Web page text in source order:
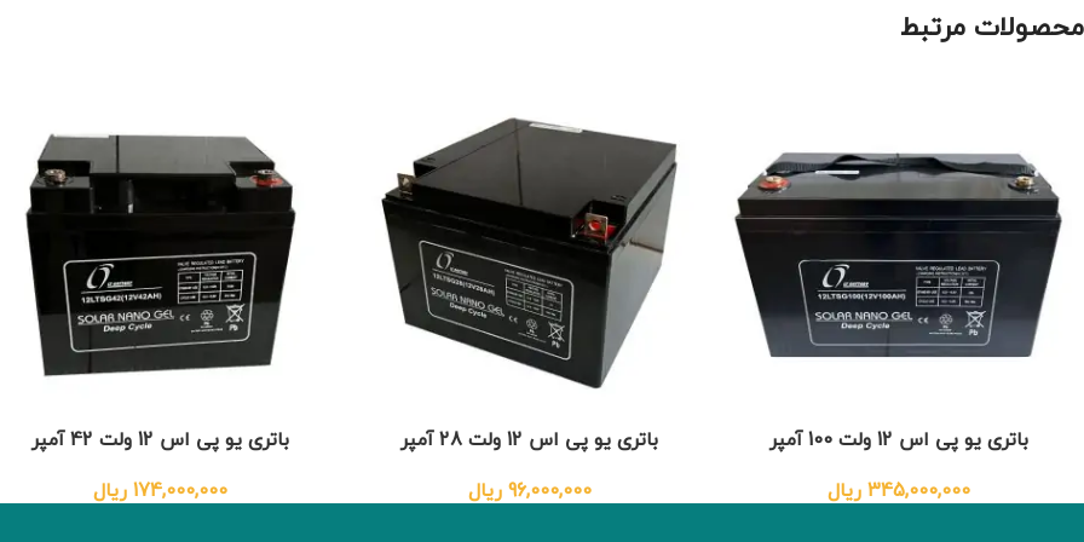
محصولات مرتبط
باتری یو پی اس 12 ولت 100 آمپر
345,000,000ریال
باتری یو پی اس 12 ولت 28 آمپر
96,000,000ریال
باتری یو پی اس 12 ولت 42 آمپر
174,000,000ریال